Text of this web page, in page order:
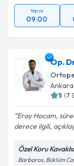
Yarın
09:00
Op.
Ankara,
5 (7
Eray Hocam,
derece ilgili,
Özel Koru
Barbaros, Büklüm